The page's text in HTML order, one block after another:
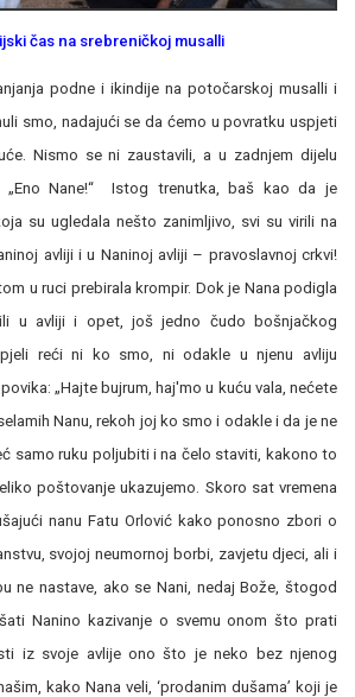
čas na srebreničkoj musalli
podne i ikindije na potočarskoj musalli i
smo, nadajući se da ćemo u povratku uspjeti
Nismo se ni zaustavili, a u zadnjem dijelu
„Eno Nane!“ Istog trenutka, baš kao da je
su ugledala nešto zanimljivo, svi su virili na
avliji i u Naninoj avliji – pravoslavnoj crkvi!
u ruci prebirala krompir. Dok je Nana podigla
u avliji i opet, još jedno čudo bošnjačkog
reći ni ko smo, ni odakle u njenu avliju
„Hajte bujrum, haj'mo u kuću vala, nećete
Nanu, rekoh joj ko smo i odakle i da je ne
samo ruku poljubiti i na čelo staviti, kakono to
poštovanje ukazujemo. Skoro sat vremena
nanu Fatu Orlović kako ponosno zbori o
svojoj neumornoj borbi, zavjetu djeci, ali i
ne nastave, ako se Nani, nedaj Bože, štogod
Nanino kazivanje o svemu onom što prati
iz svoje avlije ono što je neko bez njenog
kako Nana veli, ‘prodanim dušama’ koji je